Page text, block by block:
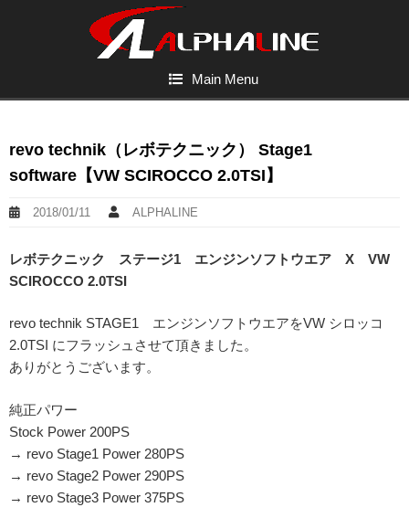
Main Menu
revo technik（レボテクニック） Stage1
software【VW SCIROCCO 2.0TSI】
2018/01/11 ALPHALINE
レボテクニック ステージ1 エンジンソフトウエア X VW
SCIROCCO 2.0TSI
revo technik STAGE1 エンジンソフトウエアをVW シロッコ
2.0TSI にフラッシュさせて頂きました。
ありがとうございます。
純正パワー
Stock Power 200PS
→ revo Stage1 Power 280PS
→ revo Stage2 Power 290PS
→ revo Stage3 Power 375PS